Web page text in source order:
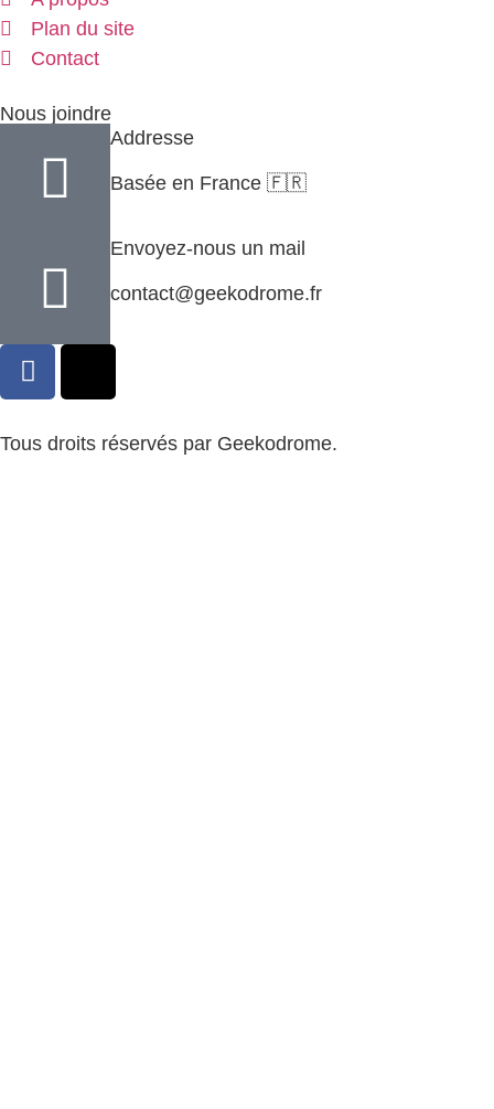
Plan du site
Contact
Nous joindre
Addresse
Basée en France 🇫🇷
Envoyez-nous un mail
contact@geekodrome.fr
Tous droits réservés par Geekodrome.